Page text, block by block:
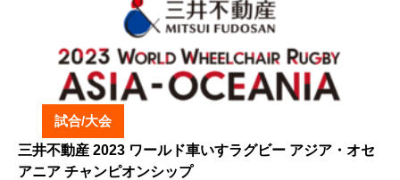
試合/大会
三井不動産 2023 ワールド車いすラグビー アジア・オセ
アニア チャンピオンシップ